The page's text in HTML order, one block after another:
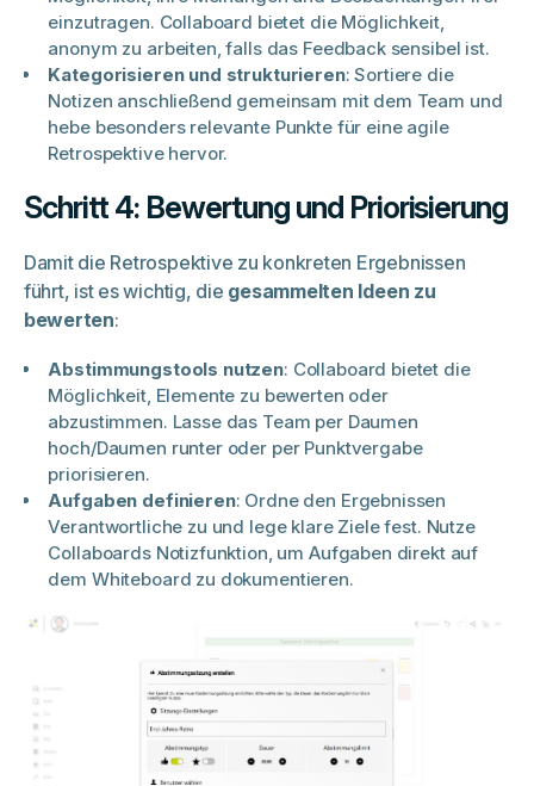
einzutragen. Collaboard bietet die Möglichkeit,
anonym zu arbeiten, falls das Feedback sensibel ist.
Kategorisieren und strukturieren: Sortiere die
Notizen anschließend gemeinsam mit dem Team und
hebe besonders relevante Punkte für eine agile
Retrospektive hervor.
Schritt 4: Bewertung und Priorisierung
Damit die Retrospektive zu konkreten Ergebnissen
führt, ist es wichtig, die gesammelten Ideen zu
bewerten:
Abstimmungstools nutzen: Collaboard bietet die
Möglichkeit, Elemente zu bewerten oder
abzustimmen. Lasse das Team per Daumen
hoch/Daumen runter oder per Punktvergabe
priorisieren.
Aufgaben definieren: Ordne den Ergebnissen
Verantwortliche zu und lege klare Ziele fest. Nutze
Collaboards Notizfunktion, um Aufgaben direkt auf
dem Whiteboard zu dokumentieren.